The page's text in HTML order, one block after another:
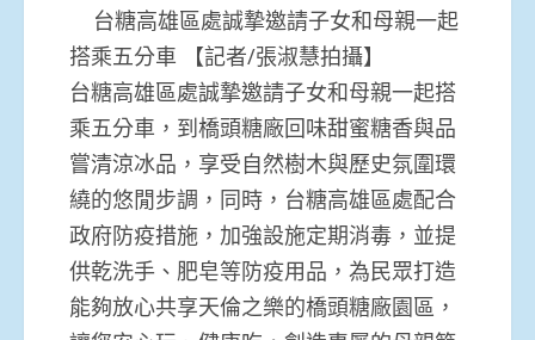
台糖高雄區處誠摯邀請子女和母親一起
搭乘五分車 【記者/張淑慧拍攝】
台糖高雄區處誠摯邀請子女和母親一起搭
乘五分車，到橋頭糖廠回味甜蜜糖香與品
嘗清涼冰品，享受自然樹木與歷史氛圍環
繞的悠閒步調，同時，台糖高雄區處配合
政府防疫措施，加強設施定期消毒，並提
供乾洗手、肥皂等防疫用品，為民眾打造
能夠放心共享天倫之樂的橋頭糖廠園區，